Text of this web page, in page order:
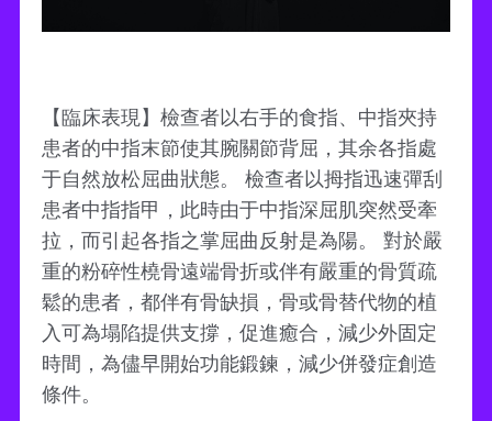
【臨床表現】檢查者以右手的食指、中指夾持
患者的中指末節使其腕關節背屈，其余各指處
于自然放松屈曲狀態。 檢查者以拇指迅速彈刮
患者中指指甲，此時由于中指深屈肌突然受牽
拉，而引起各指之掌屈曲反射是為陽。 對於嚴
重的粉碎性橈骨遠端骨折或伴有嚴重的骨質疏
鬆的患者，都伴有骨缺損，骨或骨替代物的植
入可為塌陷提供支撐，促進癒合，減少外固定
時間，為儘早開始功能鍛鍊，減少併發症創造
條件。